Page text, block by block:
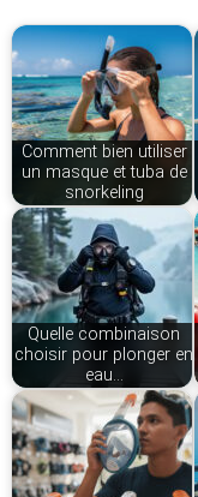
Comment bien utiliser
un masque et tuba de
snorkeling
Quelle combinaison
choisir pour plonger en
eau…